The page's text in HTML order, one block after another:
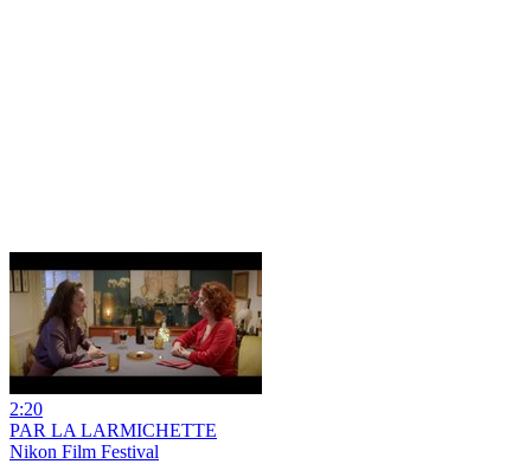
2:20
PAR LA LARMICHETTE
Nikon Film Festival